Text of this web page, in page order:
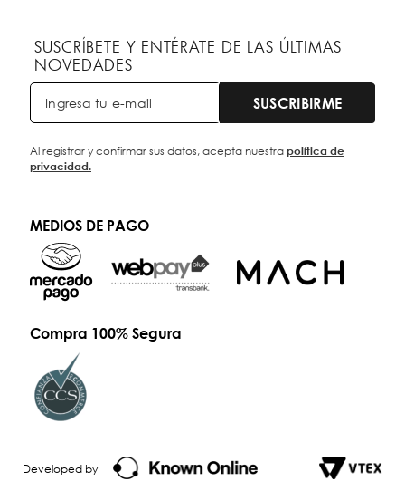
SUSCRÍBETE Y ENTÉRATE DE LAS ÚLTIMAS
NOVEDADES
SUSCRIBIRME
Al registrar y confirmar sus datos, acepta nuestrapolítica de
privacidad.
MEDIOS DE PAGO
Compra 100% Segura
Developed by